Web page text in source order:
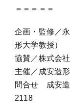
＝＝＝＝＝
企画・監修／
形大学教授）
協賛／株式会
主催／成安造
問合せ 成安
2118